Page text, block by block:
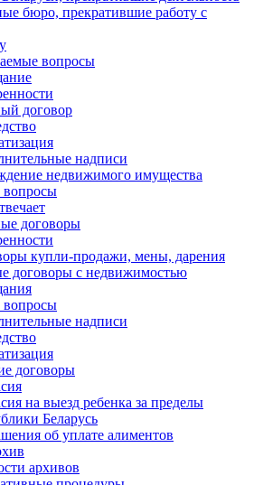
бюро, прекратившие работу с
вопросы
договор
надписи
недвижимого имущества
договоры
купли-продажи, мены, дарения
договоры с недвижимостью
надписи
договоры
на выезд ребенка за пределы
Беларусь
об уплате алиментов
архивов